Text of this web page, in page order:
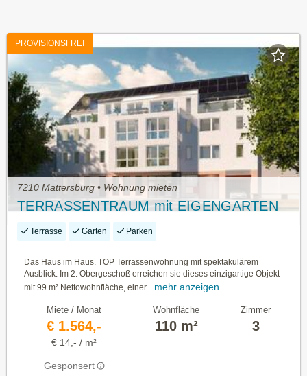
PROVISIONSFREI
7210 Mattersburg • Wohnung mieten
TERRASSENTRAUM mit EIGENGARTEN
Terrasse Garten Parken
Das Haus im Haus. TOP Terrassenwohnung mit spektakulärem
Ausblick. Im 2. Obergeschoß erreichen sie dieses einzigartige Objekt
mit 99 m² Nettowohnfläche, einer... mehr anzeigen
Miete / Monat
€ 1.564,-
€ 14,- / m²
Gesponsert
Wohnfläche
110 m²
Zimmer
3